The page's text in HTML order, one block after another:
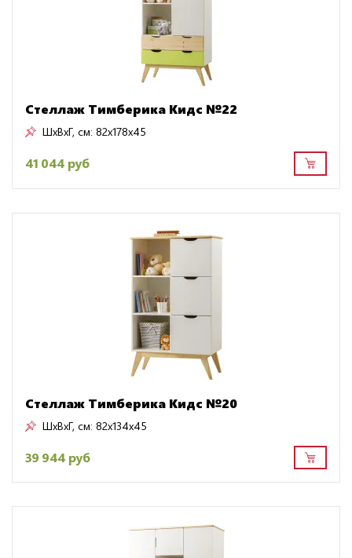
Стеллаж Тимберика Кидс №22
ШxВxГ, см: 82x178x45
41 044 руб
Стеллаж Тимберика Кидс №20
ШxВxГ, см: 82x134x45
39 944 руб